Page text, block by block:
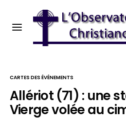
CARTES DES ÉVÉNEMENTS
Allériot (71) : une
Vierge volée au